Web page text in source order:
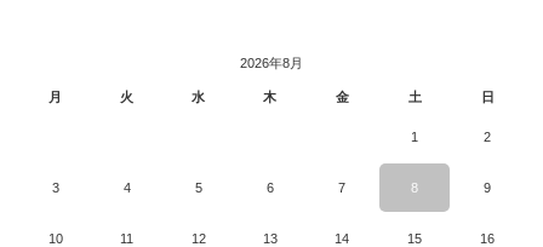
2026年8月
月 火 水 木 金 土 日
1 2
3 4 5 6 7 8 9
10 11 12 13 14 15 16